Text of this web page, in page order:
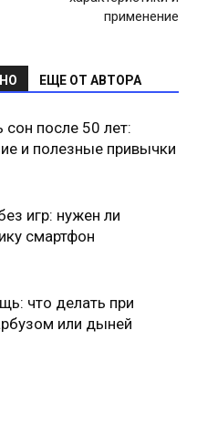
применение
ЕЩЕ ОТ АВТОРА
сон после 50 лет:
и полезные привычки
игр: нужен ли
смартфон
что делать при
или дыней